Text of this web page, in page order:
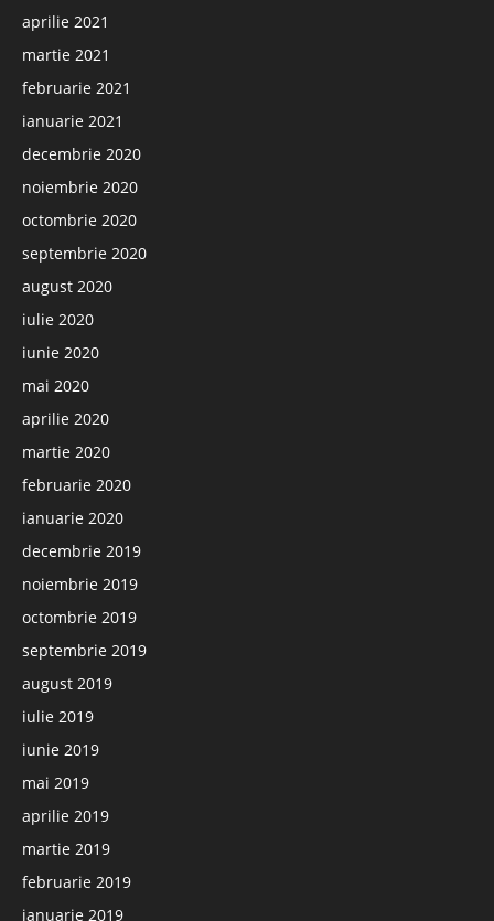
aprilie 2021
martie 2021
februarie 2021
ianuarie 2021
decembrie 2020
noiembrie 2020
octombrie 2020
septembrie 2020
august 2020
iulie 2020
iunie 2020
mai 2020
aprilie 2020
martie 2020
februarie 2020
ianuarie 2020
decembrie 2019
noiembrie 2019
octombrie 2019
septembrie 2019
august 2019
iulie 2019
iunie 2019
mai 2019
aprilie 2019
martie 2019
februarie 2019
ianuarie 2019